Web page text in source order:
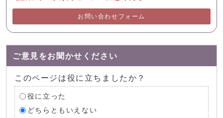
お問い合わせフォーム
ご意見をお聞かせください
このページは役に立ちましたか？
役に立った
どちらともいえない